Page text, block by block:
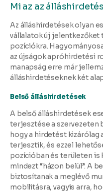
Mi az az
Az álláshirdetések olyan
vállalatok új
pozíciókra.
az újságok apróhirdetési
manapság erre már
álláshirdetéseknek két
Belső álláshirdetések
A belső álláshirdetések
terjesztése a szervezeten
hogy a hirdetést kizárólag
terjesztik, és ezzel
pozícióban és területen is
mindezt “házon belül”. A
biztosítanak a meglévő
mobilitásra, vagyis arra,